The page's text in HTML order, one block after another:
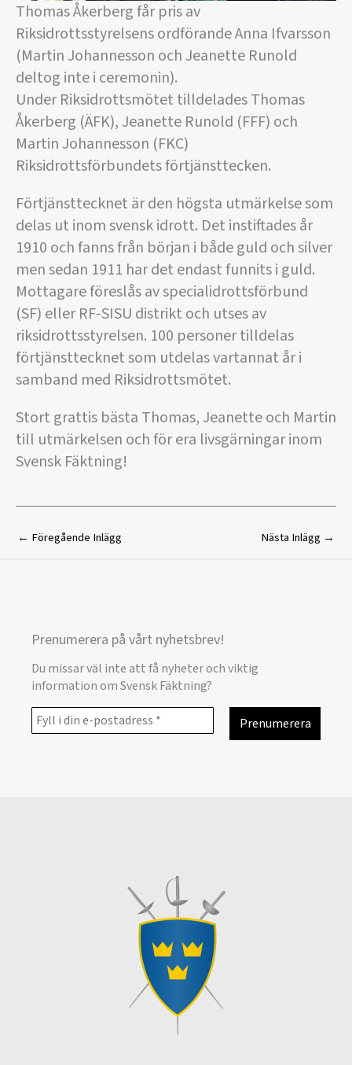
Thomas Åkerberg får pris av
Riksidrottsstyrelsens ordförande Anna Ifvarsson
(Martin Johannesson och Jeanette Runold
deltog inte i ceremonin).
Under Riksidrottsmötet tilldelades Thomas
Åkerberg (ÄFK), Jeanette Runold (FFF) och
Martin Johannesson (FKC)
Riksidrottsförbundets förtjänsttecken.
Förtjänsttecknet är den högsta utmärkelse som
delas ut inom svensk idrott. Det instiftades år
1910 och fanns från början i både guld och silver
men sedan 1911 har det endast funnits i guld.
Mottagare föreslås av specialidrottsförbund
(SF) eller RF-SISU distrikt och utses av
riksidrottsstyrelsen. 100 personer tilldelas
förtjänsttecknet som utdelas vartannat år i
samband med Riksidrottsmötet.
Stort grattis bästa Thomas, Jeanette och Martin
till utmärkelsen och för era livsgärningar inom
Svensk Fäktning!
← Föregående Inlägg Nästa Inlägg →
Prenumerera på vårt nyhetsbrev!
Du missar väl inte att få nyheter och viktig
information om Svensk Fäktning?